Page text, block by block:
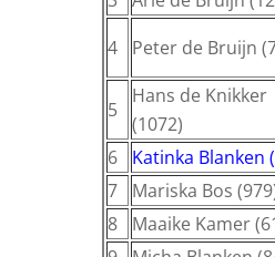
4
Peter de Bruijn
5
Hans de Knikker
(1072)
6
Katinka Blanken
7
Mariska Bos
8
Maaike Kamer